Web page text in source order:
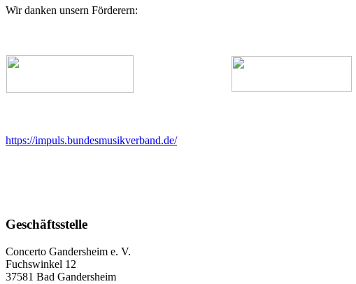
Wir danken unsern Förderern:
https://impuls.bundesmusikverband.de/
Geschäftsstelle
Concerto Gandersheim e. V.
Fuchswinkel 12
37581 Bad Gandersheim